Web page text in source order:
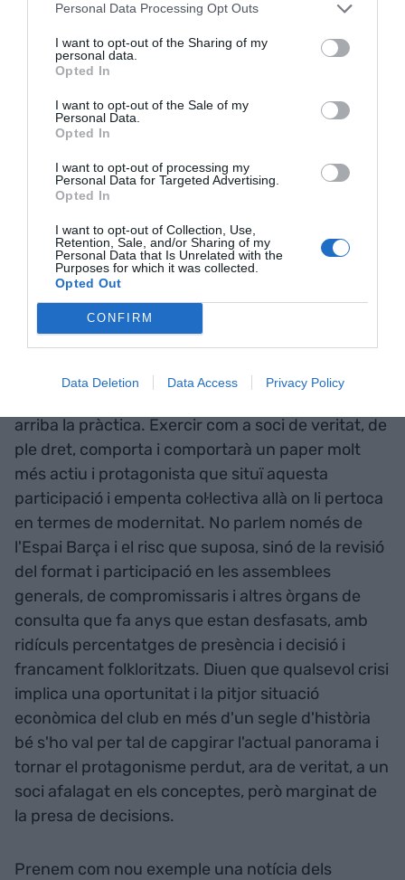
Personal Data Processing Opt Outs
I want to opt-out of the Sharing of my
personal data.
Opted In
I want to opt-out of the Sale of my
Personal Data.
Opted In
I want to opt-out of processing my
Personal Data for Targeted Advertising.
Opted In
I want to opt-out of Collection, Use,
Retention, Sale, and/or Sharing of my
Personal Data that Is Unrelated with the
Purposes for which it was collected.
Opted Out
CONFIRM
Data Deletion Data Access Privacy Policy
Si no es poden tornar els diners, el futur del Barça
sense que ningú no assumeixi responsabilitats
per la desfeta.
Full de ruta
És el referèndum un succedani de fugida
endavant? Si la política és ja de fets consumats, si
aquest és l'únic camí viable, cal que els socis
exerceixin una pressió sostinguda sobre la junta
directiva. En cas que la massa social opti per la
passivitat i la deixadesa de funcions, potser la
conseqüència consisteixi aviat en la pèrdua de la
condició de propietaris del club, peculiaritat
característica de la qual tots ens sentim tan
arriba la pràctica. Exercir com a soci de veritat, de
ple dret, comporta i comportarà un paper molt
més actiu i protagonista que situï aquesta
participació i empenta col·lectiva allà on li pertoca
en termes de modernitat. No parlem només de
l'Espai Barça i el risc que suposa, sinó de la revisió
del format i participació en les assemblees
generals, de compromissaris i altres òrgans de
consulta que fa anys que estan desfasats, amb
ridículs percentatges de presència i decisió i
francament folkloritzats. Diuen que qualsevol crisi
implica una oportunitat i la pitjor situació
econòmica del club en més d'un segle d'història
bé s'ho val per tal de capgirar l'actual panorama i
tornar el protagonisme perdut, ara de veritat, a un
soci afalagat en els conceptes, però marginat de
la presa de decisions.
Prenem com nou exemple una notícia dels